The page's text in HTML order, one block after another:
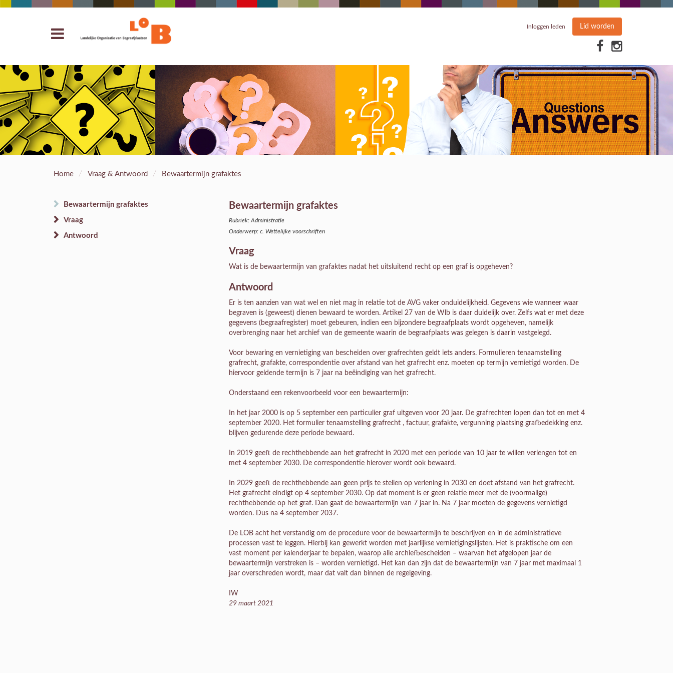
Inloggen leden Lid worden
Home / Vraag & Antwoord / Bewaartermijn grafaktes
Bewaartermijn grafaktes
Vraag
Antwoord
Bewaartermijn grafaktes
Rubriek: Administratie
Onderwerp: c. Wettelijke voorschriften
Vraag
Wat is de bewaartermijn van grafaktes nadat het uitsluitend recht op een graf is opgeheven?
Antwoord
Er is ten aanzien van wat wel en niet mag in relatie tot de AVG vaker onduidelijkheid. Gegevens wie wanneer waar
begraven is (geweest) dienen bewaard te worden. Artikel 27 van de Wlb is daar duidelijk over. Zelfs wat er met deze
gegevens (begraafregister) moet gebeuren, indien een bijzondere begraafplaats wordt opgeheven, namelijk
overbrenging naar het archief van de gemeente waarin de begraafplaats was gelegen is daarin vastgelegd.
Voor bewaring en vernietiging van bescheiden over grafrechten geldt iets anders. Formulieren tenaamstelling
grafrecht, grafakte, correspondentie over afstand van het grafrecht enz. moeten op termijn vernietigd worden. De
hiervoor geldende termijn is 7 jaar na beëindiging van het grafrecht.
Onderstaand een rekenvoorbeeld voor een bewaartermijn:
In het jaar 2000 is op 5 september een particulier graf uitgeven voor 20 jaar. De grafrechten lopen dan tot en met 4
september 2020. Het formulier tenaamstelling grafrecht , factuur, grafakte, vergunning plaatsing grafbedekking enz.
blijven gedurende deze periode bewaard.
In 2019 geeft de rechthebbende aan het grafrecht in 2020 met een periode van 10 jaar te willen verlengen tot en
met 4 september 2030. De correspondentie hierover wordt ook bewaard.
In 2029 geeft de rechthebbende aan geen prijs te stellen op verlening in 2030 en doet afstand van het grafrecht.
Het grafrecht eindigt op 4 september 2030. Op dat moment is er geen relatie meer met de (voormalige)
rechthebbende op het graf. Dan gaat de bewaartermijn van 7 jaar in. Na 7 jaar moeten de gegevens vernietigd
worden. Dus na 4 september 2037.
De LOB acht het verstandig om de procedure voor de bewaartermijn te beschrijven en in de administratieve
processen vast te leggen. Hierbij kan gewerkt worden met jaarlijkse vernietigingslijsten. Het is praktische om een
vast moment per kalenderjaar te bepalen, waarop alle archiefbescheiden – waarvan het afgelopen jaar de
bewaartermijn verstreken is – worden vernietigd. Het kan dan zijn dat de bewaartermijn van 7 jaar met maximaal 1
jaar overschreden wordt, maar dat valt dan binnen de regelgeving.
IW
29 maart 2021